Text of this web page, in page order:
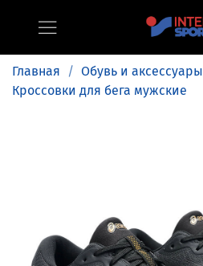
Главная Обувь и аксессуары
Кроссовки для бега мужские